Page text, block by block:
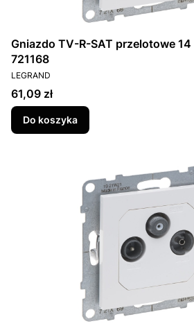
Gniazdo TV-R-SAT przelotowe 14
721168
PRODUCENT
LEGRAND
Cena
61,09 zł
Do koszyka